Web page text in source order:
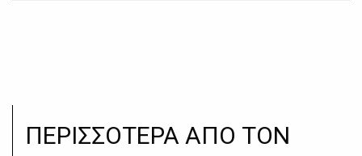
ΠΕΡΙΣΣΟΤΕΡΑ ΑΠΟ ΤΟΝ